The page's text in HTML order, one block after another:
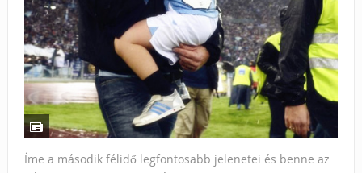
Íme a második félidő legfontosabb jelenetei és benne az